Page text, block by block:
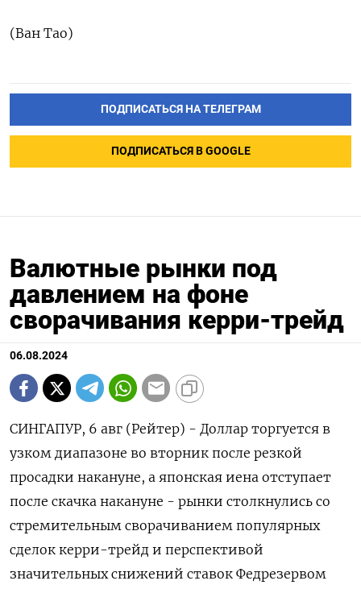
(Ван Тао)
ПОДПИСАТЬСЯ НА ТЕЛЕГРАМ
ПОДПИСАТЬСЯ В GOOGLE
Валютные рынки под
давлением на фоне
сворачивания керри-трейд
06.08.2024
СИНГАПУР, 6 авг (Рейтер) - Доллар торгуется в
узком диапазоне во вторник после резкой
просадки накануне, а японская иена отступает
после скачка накануне - рынки столкнулись со
стремительным сворачиванием популярных
сделок керри-трейд и перспективой
значительных снижений ставок Федрезервом